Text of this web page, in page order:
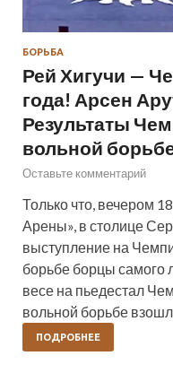
БОРЬБА
Рей Хигучи —
года! Арсен
Результаты
вольной
Оставьте комментарий
Только что, вечером
Арены», в столице
выступление на
борьбе борцы самого
весе на пьедестал
вольной борьбе
ПОДРОБНЕЕ